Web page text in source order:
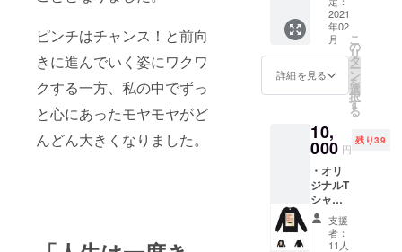
ピンチはチャンス！と前向
きに進んでいく姿にワクワ
クする一方、私の中でずっ
と心にあったモヤモヤがど
んどん大きくなりました。
送りま
す！ ※
店舗受
け取り
のみ
（メー
ル以
効期
限:2021
/02-
2021/05
2021
年02
月
詳細を見る
こ
の
リ
タ
ー
ン
を
選
択
す
る
10,
000 円
残り39
・オリ
ジナルT
シャツ
（デザ
インは
変更と
支援
者：
11人